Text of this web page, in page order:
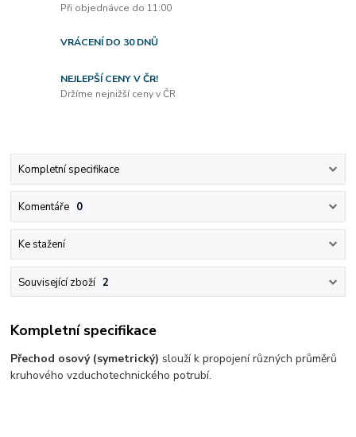
Při objednávce do 11:00
VRÁCENÍ DO 30 DNŮ
NEJLEPŠÍ CENY V ČR!
Držíme nejnižší ceny v ČR
Kompletní specifikace
Komentáře 0
Ke stažení
Související zboží 2
Kompletní specifikace
Přechod osový (symetrický) slouží k propojení různých průměrů
kruhového vzduchotechnického potrubí.